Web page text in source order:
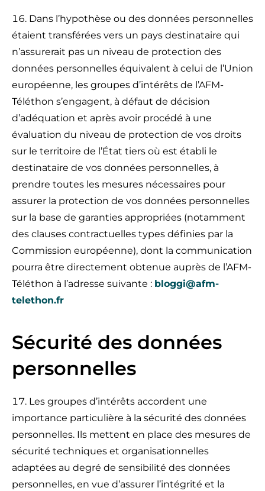
Dans l’hypothèse ou des données personnelles
étaient transférées vers un pays destinataire qui
n’assurerait pas un niveau de protection des
données personnelles équivalent à celui de l’Union
européenne, les groupes d’intérêts de l’AFM-
Téléthon s’engagent, à défaut de décision
d’adéquation et après avoir procédé à une
évaluation du niveau de protection de vos droits
sur le territoire de l’État tiers où est établi le
destinataire de vos données personnelles, à
prendre toutes les mesures nécessaires pour
assurer la protection de vos données personnelles
sur la base de garanties appropriées (notamment
des clauses contractuelles types définies par la
Commission européenne), dont la communication
pourra être directement obtenue auprès de l’AFM-
Téléthon à l’adresse suivante : bloggi@afm-
telethon.fr
Sécurité des données
personnelles
Les groupes d’intérêts accordent une
importance particulière à la sécurité des données
personnelles. Ils mettent en place des mesures de
sécurité techniques et organisationnelles
adaptées au degré de sensibilité des données
personnelles, en vue d’assurer l’intégrité et la